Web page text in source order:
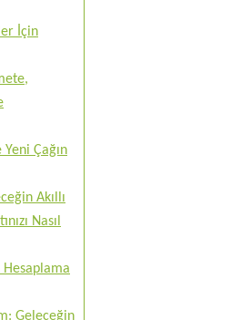
İçin
Çağın
Akıllı
Nasıl
Geleceğin